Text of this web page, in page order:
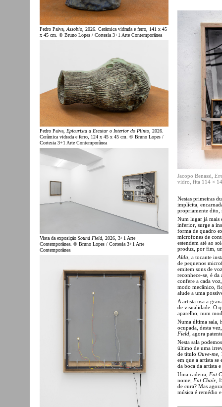
Pedro Paiva,Assobio, 2026. Cerâmica vidrada e ferro, 141 x 45
x 45 cm. © Bruno Lopes / Cortesia 3+1 Arte Contemporânea
Pedro Paiva, Epicurista a Escutar o Interior do Plinto , 2026.
Cerâmica vidrada e ferro, 124 x 45 x 45 cm. © Bruno Lopes /
Cortesia 3+1 Arte Contemporânea
Vista da exposição Sound Field , 2026, 3+1 Arte
Contemporânea. © Bruno Lopes / Cortesia 3+1 Arte
Contemporânea
Jacopo Benassi,
vidro, fita 114 ×
Nestas primeiras
implícita,
propriamente dito,
Num lugar já mais
inferior, surge a
forma de quadro
microfones de
estendem até ao
produz, por fim,
Alda , a tocante
de pequenos
emitem sons de
reconhece-se, é
confere a cada
modo mecânico,
alude a uma
A artista usa a
de visualidade. O
aparelho, num
Numa última sala,
ocupada, desta
Field , agora
Nesta sala
último de uma
de título Ouve-me
em que a artista
da boca da artista
Uma cadeira, Fat
nome, Fat Chair,
de cura? Mas
música é remédio